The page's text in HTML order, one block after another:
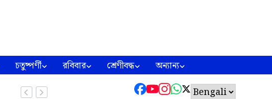
চতুষ্পর্ণী রবিবার শ্রেণীবদ্ধ অন্যান্য